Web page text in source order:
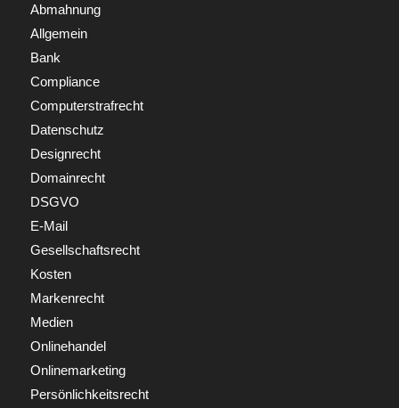
Abmahnung
Allgemein
Bank
Compliance
Computerstrafrecht
Datenschutz
Designrecht
Domainrecht
DSGVO
E-Mail
Gesellschaftsrecht
Kosten
Markenrecht
Medien
Onlinehandel
Onlinemarketing
Persönlichkeitsrecht